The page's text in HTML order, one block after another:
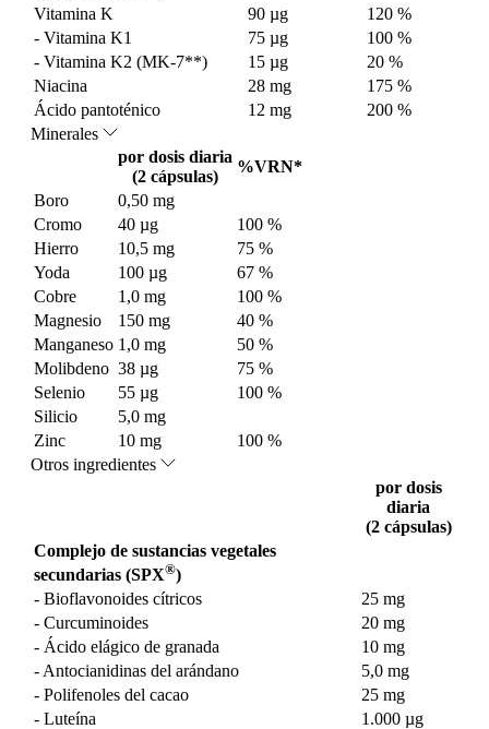
Vitamina K
90 µg
120 %
- Vitamina K1
75 µg
100 %
- Vitamina K2 (MK-7**)
15 µg
20 %
Niacina
28 mg
175 %
Ácido pantoténico
12 mg
200 %
Minerales
por dosis diaria
(2 cápsulas)
%VRN*
Boro
0,50 mg
Cromo
40 µg
100 %
Hierro
10,5 mg
75 %
Yoda
100 µg
67 %
Cobre
1,0 mg
100 %
Magnesio
150 mg
40 %
Manganeso 1,0 mg
50 %
Molibdeno 38 µg
75 %
Selenio
55 µg
100 %
Silicio
5,0 mg
Zinc
10 mg
100 %
Otros ingredientes
por dosis
diaria
(2 cápsulas)
Complejo de sustancias vegetales
secundarias (SPX®)
- Bioflavonoides cítricos
25 mg
- Curcuminoides
20 mg
- Ácido elágico de granada
10 mg
- Antocianidinas del arándano
5,0 mg
- Polifenoles del cacao
25 mg
- Luteína
1.000 µg